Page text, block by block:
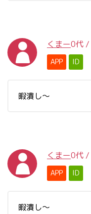
くまー0代 /
APP ID
暇潰し～
くまー0代 /
APP ID
暇潰し～